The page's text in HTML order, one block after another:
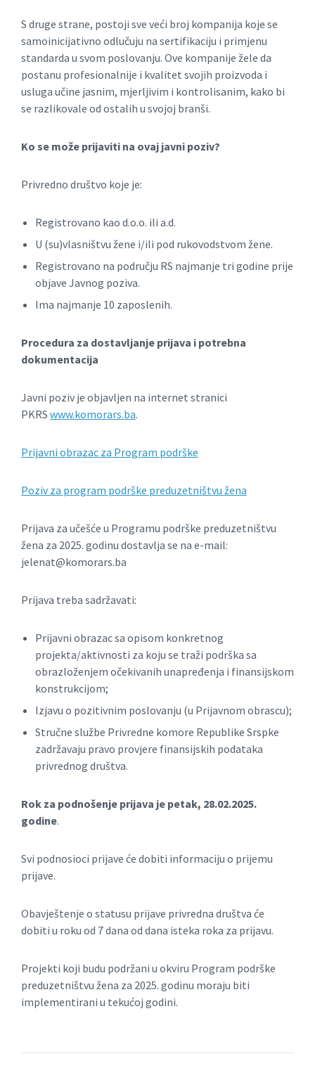
S druge strane, postoji sve veći broj kompanija koje se
samoinicijativno odlučuju na sertifikaciju i primjenu
standarda u svom poslovanju. Ove kompanije žele da
postanu profesionalnije i kvalitet svojih proizvoda i
usluga učine jasnim, mjerljivim i kontrolisanim, kako bi
se razlikovale od ostalih u svojoj branši.
Ko se može prijaviti na ovaj javni poziv?
Privredno društvo koje je:
Registrovano kao d.o.o. ili a.d.
U (su)vlasništvu žene i/ili pod rukovodstvom žene.
Registrovano na području RS najmanje tri godine prije
objave Javnog poziva.
Ima najmanje 10 zaposlenih.
Procedura za dostavljanje prijava i potrebna
dokumentacija
Javni poziv je objavljen na internet stranici
PKRS www.komorars.ba.
Prijavni obrazac za Program podrške
Poziv za program podrške preduzetništvu žena
Prijava za učešće u Programu podrške preduzetništvu
žena za 2025. godinu dostavlja se na e-mail:
jelenat@komorars.ba
Prijava treba sadržavati:
Prijavni obrazac sa opisom konkretnog
projekta/aktivnosti za koju se traži podrška sa
obrazloženjem očekivanih unapređenja i finansijskom
konstrukcijom;
Izjavu o pozitivnim poslovanju (u Prijavnom obrascu);
Stručne službe Privredne komore Republike Srspke
zadržavaju pravo provjere finansijskih podataka
privrednog društva.
Rok za podnošenje prijava je petak, 28.02.2025.
godine.
Svi podnosioci prijave će dobiti informaciju o prijemu
prijave.
Obavještenje o statusu prijave privredna društva će
dobiti u roku od 7 dana od dana isteka roka za prijavu.
Projekti koji budu podržani u okviru Program podrške
preduzetništvu žena za 2025. godinu moraju biti
implementirani u tekućoj godini.